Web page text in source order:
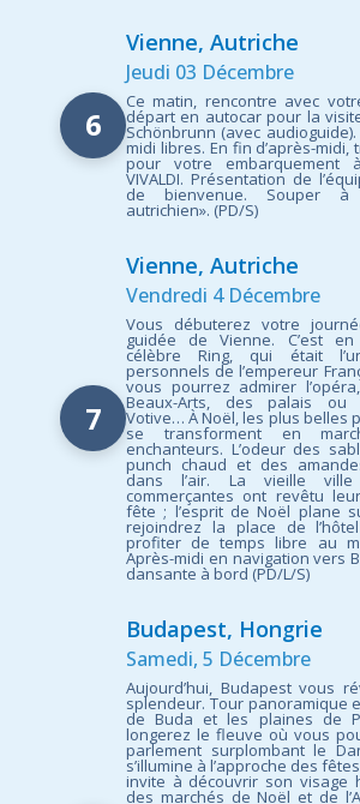
6
Vienne, Autriche
Jeudi 03 Décembre
Ce matin, rencontre avec
départ en autocar pour la
Schönbrunn (avec
midi libres. En fin d’après-
pour votre embarquement
VIVALDI. Présentation de
de bienvenue. Souper à
autrichien». (PD/S)
7
Vienne, Autriche
Vendredi 4 Décembre
Vous débuterez votre
guidée de Vienne. C’est
célèbre Ring, qui était
personnels de l’empereur
vous pourrez admirer
Beaux-Arts, des palais ou
Votive… À Noël, les plus belles
se transforment en
enchanteurs. L’odeur des
punch chaud et des
dans l’air. La vieille
commerçantes ont revêtu
fête ; l’esprit de Noël plane
rejoindrez la place de
profiter de temps libre au
Après-midi en navigation vers
dansante à bord (PD/L/S)
Budapest, Hongrie
Samedi, 5 Décembre
Aujourd’hui, Budapest vous
splendeur. Tour panoramique
de Buda et les plaines de
longerez le fleuve où vous
parlement surplombant le
s’illumine à l’approche des
invite à découvrir son visage
des marchés de Noël et de